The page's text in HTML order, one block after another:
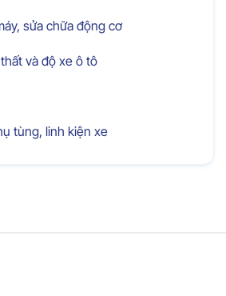
sửa chữa động cơ
và độ xe ô tô
tùng, linh kiện xe